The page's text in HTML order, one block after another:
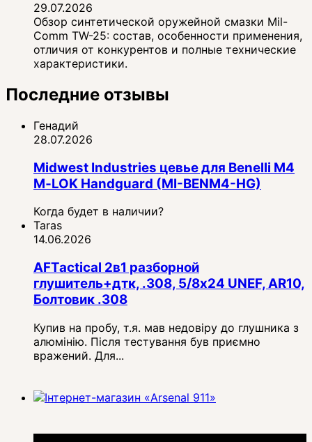
29.07.2026
Обзор синтетической оружейной смазки Mil-
Comm TW-25: состав, особенности применения,
отличия от конкурентов и полные технические
характеристики.
Последние отзывы
Генадий
28.07.2026
Midwest Industries цевье для Benelli M4
M‑LOK Handguard (MI-BENM4-HG)
Когда будет в наличии?
Taras
14.06.2026
AFTactical 2в1 разборной
глушитель+дтк, .308, 5/8x24 UNEF, AR10,
Болтовик .308
Купив на пробу, т.я. мав недовіру до глушника з
алюмінію. Після тестування був приємно
вражений. Для...